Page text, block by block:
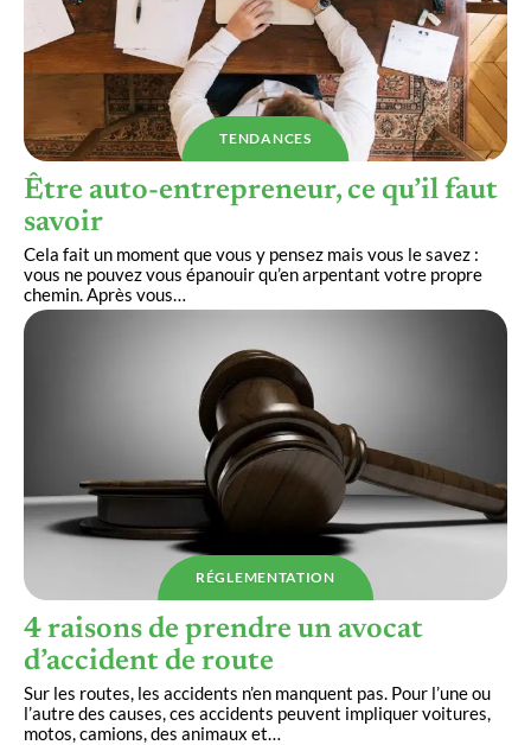
TENDANCES
Être auto-entrepreneur, ce qu’il faut
savoir
Cela fait un moment que vous y pensez mais vous le savez :
vous ne pouvez vous épanouir qu’en arpentant votre propre
chemin. Après vous…
RÉGLEMENTATION
4 raisons de prendre un avocat
d’accident de route
Sur les routes, les accidents n’en manquent pas. Pour l’une ou
l’autre des causes, ces accidents peuvent impliquer voitures,
motos, camions, des animaux et